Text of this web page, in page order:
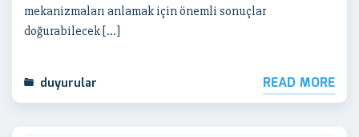
mekanizmaları anlamak için önemli sonuçlar
doğurabilecek […]
duyurular READ MORE